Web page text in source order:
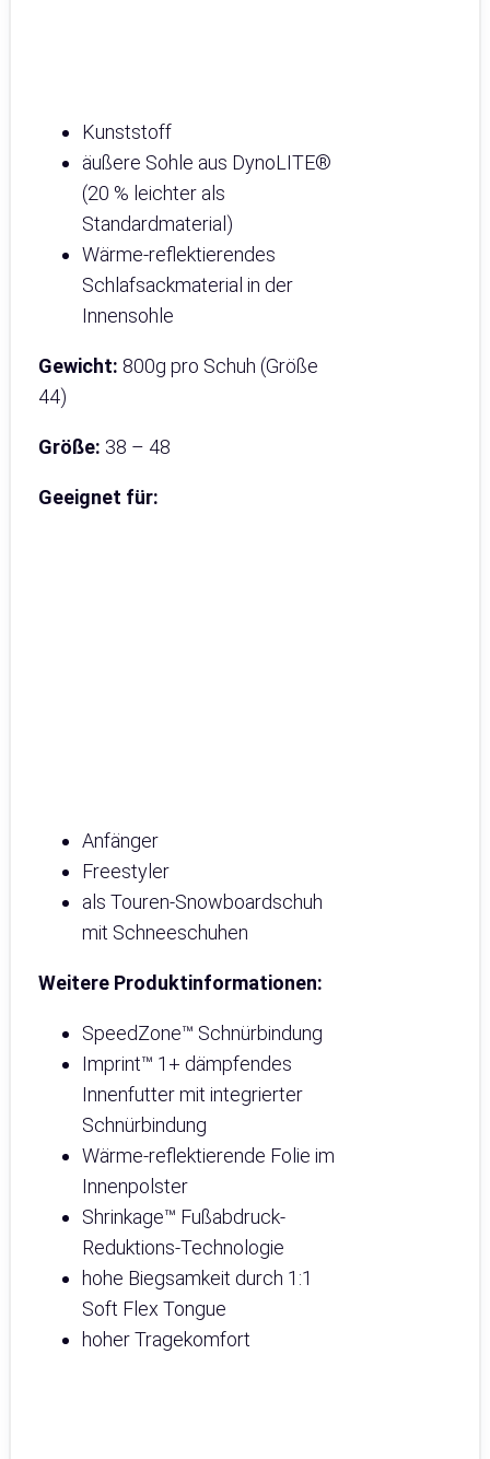
Kunststoff
äußere Sohle aus DynoLITE®
(20 % leichter als
Standardmaterial)
Wärme-reflektierendes
Schlafsackmaterial in der
Innensohle
Gewicht: 800g pro Schuh (Größe
44)
Größe: 38 – 48
Geeignet für:
Anfänger
Freestyler
als Touren-Snowboardschuh
mit Schneeschuhen
Weitere Produktinformationen:
SpeedZone™ Schnürbindung
Imprint™ 1+ dämpfendes
Innenfutter mit integrierter
Schnürbindung
Wärme-reflektierende Folie im
Innenpolster
Shrinkage™ Fußabdruck-
Reduktions-Technologie
hohe Biegsamkeit durch 1:1
Soft Flex Tongue
hoher Tragekomfort